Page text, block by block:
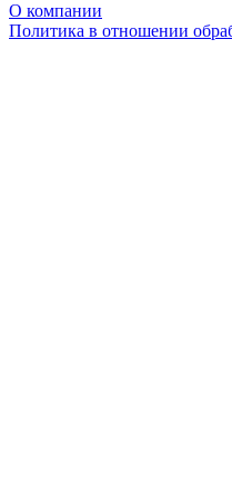
О компании
Политика в отношении